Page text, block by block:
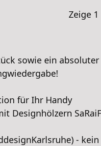
sowie ein
für Ihr Handy
Designhölzern
-
Zeige 1